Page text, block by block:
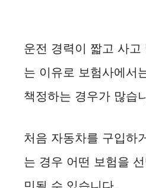
운전 경력이 짧고 사
는 이유로 보험사에서
책정하는 경우가 많습
처음 자동차를 구입하
는 경우 어떤 보험을